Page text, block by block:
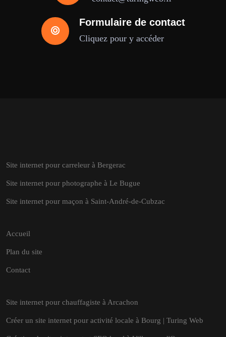
Formulaire de contact
Cliquez pour y accéder
Site internet pour carreleur à Bergerac
Site internet pour photographe à Le Bugue
Site internet pour maçon à Saint-André-de-Cubzac
Accueil
Plan du site
Contact
Site internet pour chauffagiste à Arcachon
Créer un site internet pour activité locale à Bourg | Turing Web